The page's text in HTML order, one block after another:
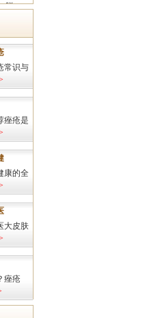
脱
、
、
>>
常识与
痤疮是
康的全
大皮肤
痤疮